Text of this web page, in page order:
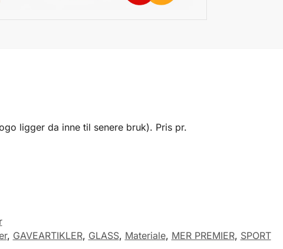
ligger da inne til senere bruk). Pris pr.
, GAVEARTIKLER, GLASS, Materiale, MER PREMIER, SPORT